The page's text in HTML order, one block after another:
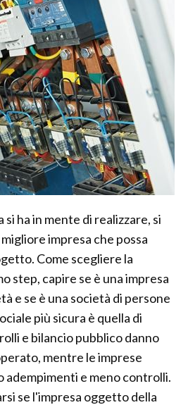
ha in mente di realizzare, si
impresa che possa
Come scegliere la
step, capire se è una impresa
e se è una società di persone
più sicura è quella di
e bilancio pubblico danno
mentre le imprese
adempimenti e meno controlli.
se l'impresa oggetto della